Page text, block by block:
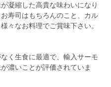
凝縮した高貴な味わいになり
寿司はもちろんのこと、カル
々なお料理でご賞味下さい。
く生食に最適で、輸入サーモ
濃いことが評価されていま